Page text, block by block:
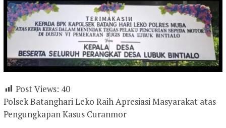
Post Views: 40
Polsek Batanghari Leko Raih Apresiasi Masyarakat atas
Pengungkapan Kasus Curanmor